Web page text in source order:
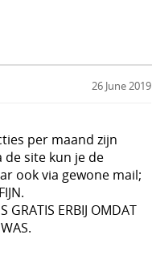
26 June 2019
per maand zijn
de site kun je de
ook via gewone mail;
GRATIS ERBIJ OMDAT